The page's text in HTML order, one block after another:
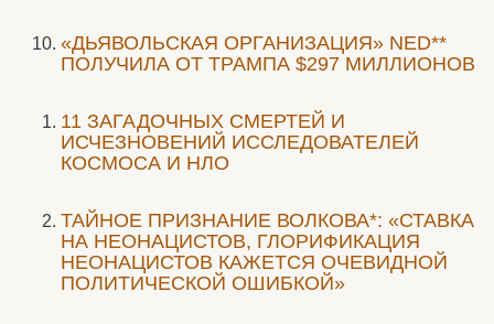
«ДЬЯВОЛЬСКАЯ ОРГАНИЗАЦИЯ» NED**
ПОЛУЧИЛА ОТ ТРАМПА $297 МИЛЛИОНОВ
11 ЗАГАДОЧНЫХ СМЕРТЕЙ И
ИСЧЕЗНОВЕНИЙ ИССЛЕДОВАТЕЛЕЙ
КОСМОСА И НЛО
ТАЙНОЕ ПРИЗНАНИЕ ВОЛКОВА*: «СТАВКА
НА НЕОНАЦИСТОВ, ГЛОРИФИКАЦИЯ
НЕОНАЦИСТОВ КАЖЕТСЯ ОЧЕВИДНОЙ
ПОЛИТИЧЕСКОЙ ОШИБКОЙ»